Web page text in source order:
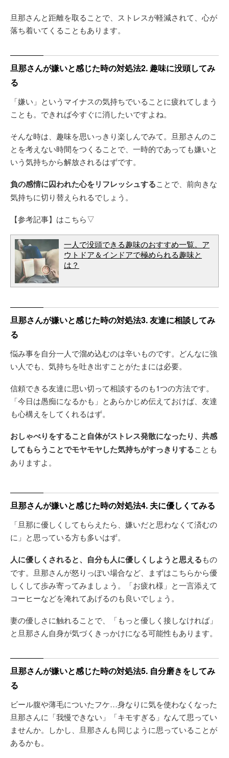
旦那さんと距離を取ることで、ストレスが軽減されて、心が
落ち着いてくることもあります。
旦那さんが嫌いと感じた時の対処法2. 趣味に没頭してみ
る
「嫌い」というマイナスの気持ちでいることに疲れてしまう
ことも。できれば今すぐに消したいですよね。
そんな時は、趣味を思いっきり楽しんでみて。旦那さんのこ
とを考えない時間をつくることで、一時的であっても嫌いと
いう気持ちから解放されるはずです。
負の感情に囚われた心をリフレッシュすることで、前向きな
気持ちに切り替えられるでしょう。
【参考記事】はこちら▽
一人で没頭できる趣味のおすすめ一覧。ア
ウトドア＆インドアで極められる趣味と
は？
旦那さんが嫌いと感じた時の対処法3. 友達に相談してみ
る
悩み事を自分一人で溜め込むのは辛いものです。どんなに強
い人でも、気持ちを吐き出すことがたまには必要。
信頼できる友達に思い切って相談するのも1つの方法です。
「今日は愚痴になるかも」とあらかじめ伝えておけば、友達
も心構えをしてくれるはず。
おしゃべりをすること自体がストレス発散になったり、共感
してもらうことでモヤモヤした気持ちがすっきりすることも
ありますよ。
旦那さんが嫌いと感じた時の対処法4. 夫に優しくてみる
「旦那に優しくしてもらえたら、嫌いだと思わなくて済むの
に」と思っている方も多いはず。
人に優しくされると、自分も人に優しくしようと思えるもの
です。旦那さんが怒りっぽい場合など、まずはこちらから優
しくして歩み寄ってみましょう。「お疲れ様」と一言添えて
コーヒーなどを淹れてあげるのも良いでしょう。
妻の優しさに触れることで、「もっと優しく接しなければ」
と旦那さん自身が気づくきっかけになる可能性もあります。
旦那さんが嫌いと感じた時の対処法5. 自分磨きをしてみ
る
ビール腹や薄毛についたフケ…身なりに気を使わなくなった
旦那さんに「我慢できない」「キモすぎる」なんて思ってい
ませんか。しかし、旦那さんも同じように思っていることが
あるかも。